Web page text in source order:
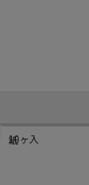
10ヶ入
紙